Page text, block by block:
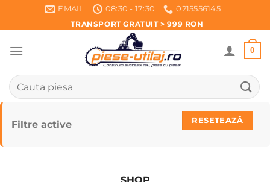
EMAIL 08:30 - 17:30
0215556145
TRANSPORT GRATUIT > 999 RON
0
Caută
după:
Filtre active RESETEAZĂ